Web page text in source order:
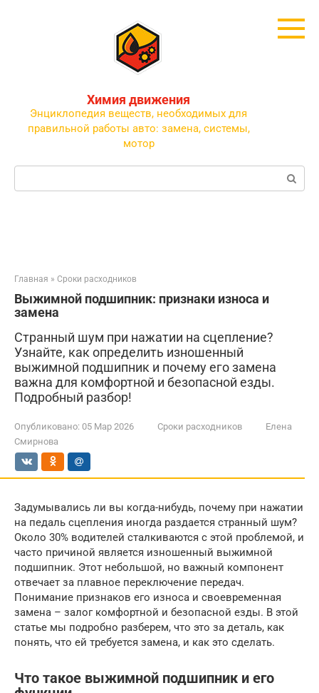
Химия движения
Энциклопедия веществ, необходимых для
правильной работы авто: замена, системы,
мотор
Поиск:
Главная » Сроки расходников
Выжимной подшипник: признаки износа и
замена
Странный шум при нажатии на сцепление?
Узнайте, как определить изношенный
выжимной подшипник и почему его замена
важна для комфортной и безопасной езды.
Подробный разбор!
Опубликовано: 05 Мар 2026 Сроки расходников
Елена
Смирнова
Задумывались ли вы когда-нибудь, почему при нажатии
на педаль сцепления иногда раздается странный шум?
Около 30% водителей сталкиваются с этой проблемой, и
часто причиной является изношенный выжимной
подшипник. Этот небольшой, но важный компонент
отвечает за плавное переключение передач.
Понимание признаков его износа и своевременная
замена – залог комфортной и безопасной езды. В этой
статье мы подробно разберем, что это за деталь, как
понять, что ей требуется замена, и как это сделать.
Что такое выжимной подшипник и его